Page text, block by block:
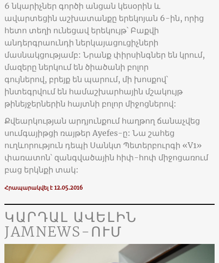
6 նկարիչներ գործի անցան կեսօրին և
ավարտեցին աշխատանքը երեկոյան 6-ին, որից
հետո տեղի ունեցավ երեկույթ՝ Բաքվի
անդերգրաունդի ներկայացուցիչների
մասնակցությամբ: Նրանք փիրսինգներ են կրում,
մազերը ներկում են ծիածանի բոլոր
գույներով, բրեյք են պարում, մի խոսքով՝
ինտեգրվում են համաշխարհային մշակույթ
թինեյջերներին հայտնի բոլոր միջոցներով:
Քվեարկության արդյունքում հաղթող ճանաչվեց
սումգայիթցի ռայթեր Ayefes-ը: Նա շահեց
ուղևորություն դեպի Սանկտ Պետերբուրգի «V1»
փառատոն՝ զանգվածային հիփ-հոփ միջոցառում
բաց երկնքի տակ:
Հրապարակվել է 12.05.2016
ԿԱՐԴԱԼ ԱՎԵԼԻՆ
JAMNEWS-ՈՒՄ